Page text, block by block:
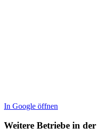
In Google öffnen
Weitere Betriebe in der